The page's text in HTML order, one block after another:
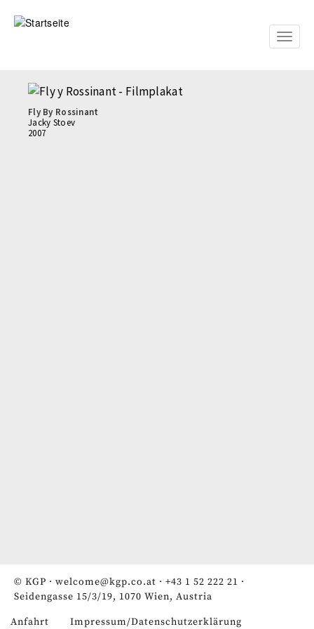
zum
Toggle
Fly By Rossinant
Jacky Stoev
2007
© KGP · welcome@kgp.co.at · +43 1 52 222 21 ·
Seidengasse 15/3/19, 1070 Wien, Austria
Anfahrt Impressum/Datenschutzerklärung